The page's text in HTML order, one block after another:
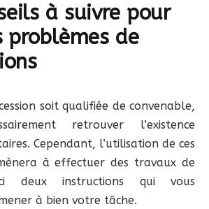
à suivre pour
problèmes de
soit qualifiée de convenable,
retrouver l’existence
Cependant, l’utilisation de ces
à effectuer des travaux de
deux instructions qui vous
à bien votre tâche.